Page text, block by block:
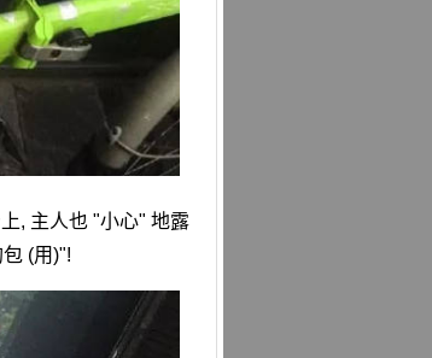
, 主人也 "小心" 地露
(用)"!